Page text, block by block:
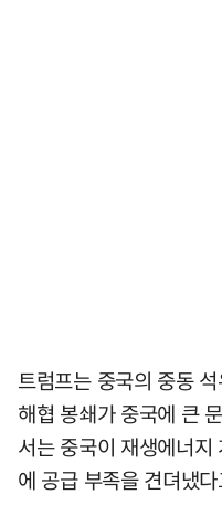
트럼프는 중국의 중동
해협 봉쇄가 중국에 큰
서는 중국이 재생에너
에 공급 부족을 견뎌냈